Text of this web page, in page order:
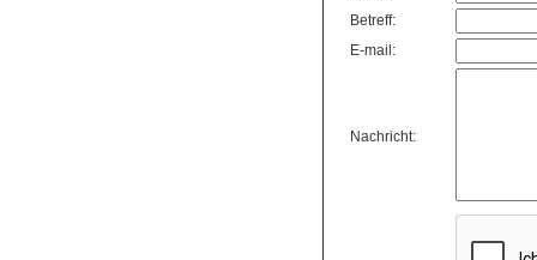
Betreff:
E-mail:
Nachricht: